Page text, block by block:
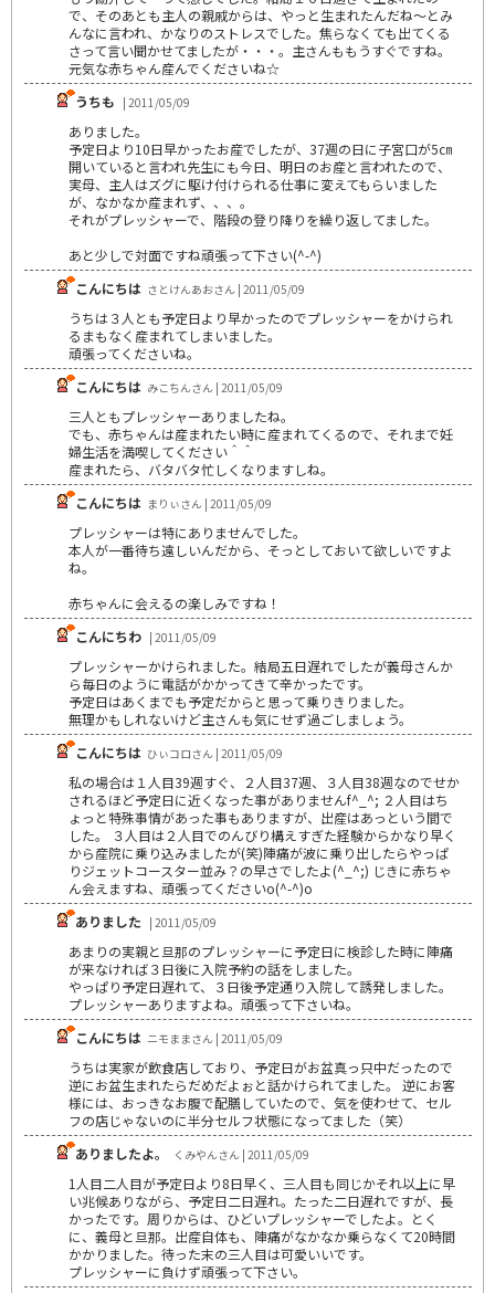
で、そのあとも主人の親戚からは、やっと生まれたんだね～とみ
んなに言われ、かなりのストレスでした。焦らなくても出てくる
さって言い聞かせてましたが・・・。主さんももうすぐですね。
元気な赤ちゃん産んでくださいね☆
うちも | 2011/05/09
ありました。
予定日より10日早かったお産でしたが、37週の日に子宮口が5㎝
開いていると言われ先生にも今日、明日のお産と言われたので、
実母、主人はズグに駆け付けられる仕事に変えてもらいました
が、なかなか産まれず、、、。
それがプレッシャーで、階段の登り降りを繰り返してました。
あと少しで対面ですね頑張って下さい(^-^)
こんにちは さとけんあおさん | 2011/05/09
うちは３人とも予定日より早かったのでプレッシャーをかけられ
るまもなく産まれてしまいました。
頑張ってくださいね。
こんにちは みこちんさん | 2011/05/09
三人ともプレッシャーありましたね。
でも、赤ちゃんは産まれたい時に産まれてくるので、それまで妊
婦生活を満喫してください＾＾
産まれたら、バタバタ忙しくなりますしね。
こんにちは まりぃさん | 2011/05/09
プレッシャーは特にありませんでした。
本人が一番待ち遠しいんだから、そっとしておいて欲しいですよ
ね。
赤ちゃんに会えるの楽しみですね！
こんにちわ | 2011/05/09
プレッシャーかけられました。結局五日遅れでしたが義母さんか
ら毎日のように電話がかかってきて辛かったです。
予定日はあくまでも予定だからと思って乗りきりました。
無理かもしれないけど主さんも気にせず過ごしましょう。
こんにちは ひぃコロさん | 2011/05/09
私の場合は１人目39週すぐ、２人目37週、３人目38週なのでせか
されるほど予定日に近くなった事がありませんf^_^; ２人目はち
ょっと特殊事情があった事もありますが、出産はあっという間で
した。 ３人目は２人目でのんびり構えすぎた経験からかなり早く
から産院に乗り込みましたが(笑)陣痛が波に乗り出したらやっぱ
りジェットコースター並み？の早さでしたよ(^_^;) じきに赤ちゃ
ん会えますね、頑張ってくださいo(^-^)o
ありました | 2011/05/09
あまりの実親と旦那のプレッシャーに予定日に検診した時に陣痛
が来なければ３日後に入院予約の話をしました。
やっぱり予定日遅れて、３日後予定通り入院して誘発しました。
プレッシャーありますよね。頑張って下さいね。
こんにちは ニモままさん | 2011/05/09
うちは実家が飲食店しており、予定日がお盆真っ只中だったので
逆にお盆生まれたらだめだよぉと話かけられてました。 逆にお客
様には、おっきなお腹で配膳していたので、気を使わせて、セル
フの店じゃないのに半分セルフ状態になってました（笑）
ありましたよ。
くみやんさん | 2011/05/09
1人目二人目が予定日より8日早く、三人目も同じかそれ以上に早
い兆候ありながら、予定日二日遅れ。たった二日遅れですが、長
かったです。周りからは、ひどいプレッシャーでしたよ。とく
に、義母と旦那。出産自体も、陣痛がなかなか乗らなくて20時間
かかりました。待った末の三人目は可愛いいです。
プレッシャーに負けず頑張って下さい。